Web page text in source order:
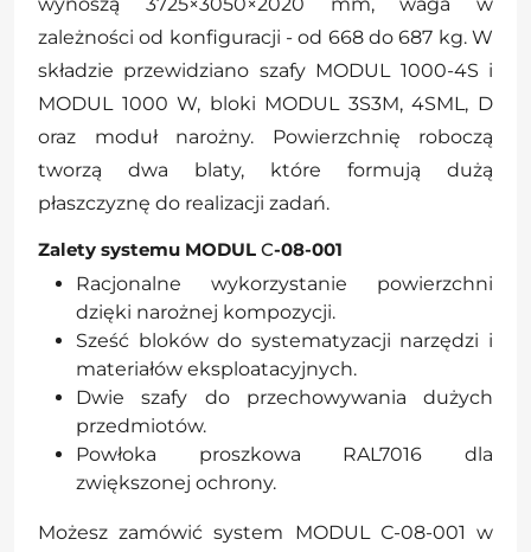
zależności od konfiguracji - od 668 do 687 kg. W
składzie przewidziano szafy MODUL 1000-4S i
MODUL 1000 W, bloki MODUL 3S3M, 4SML, D
oraz moduł narożny. Powierzchnię roboczą
tworzą dwa blaty, które formują dużą
płaszczyznę do realizacji zadań.
Zalety systemu MODUL С-08-001
Racjonalne wykorzystanie powierzchni
dzięki narożnej kompozycji.
Sześć bloków do systematyzacji narzędzi i
materiałów eksploatacyjnych.
Dwie szafy do przechowywania dużych
przedmiotów.
Powłoka proszkowa RAL7016 dla
zwiększonej ochrony.
Możesz zamówić system MODUL С-08-001 w